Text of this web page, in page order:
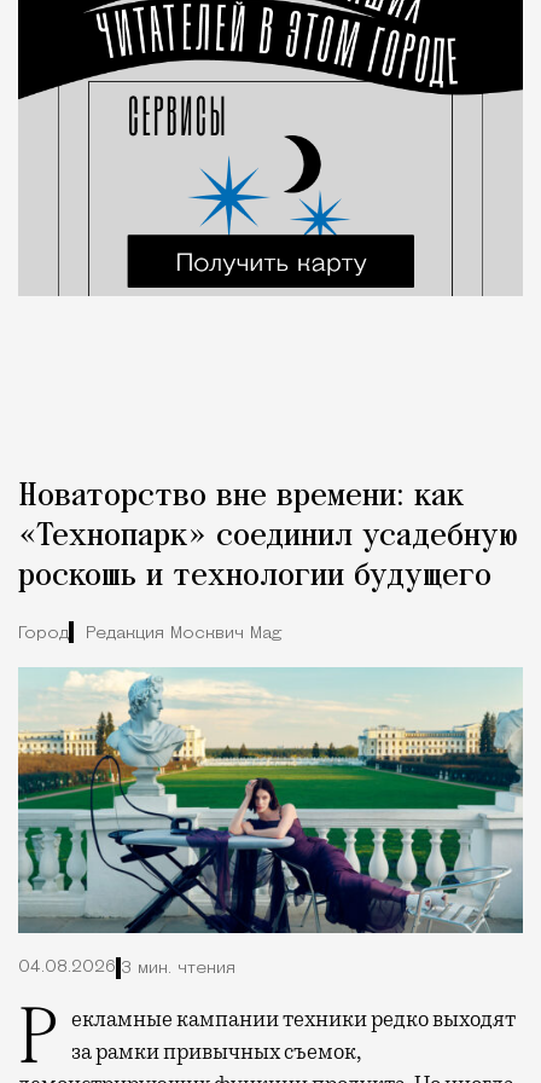
Новаторство вне времени: как
«Технопарк» соединил усадебную
роскошь и технологии будущего
Город Редакция Москвич Mag
04.08.2026 3 мин. чтения
Рекламные кампании техники редко выходят
за рамки привычных съемок,